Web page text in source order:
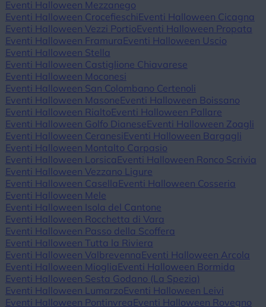
Eventi Halloween Mezzanego
Eventi Halloween CrocefieschiEventi Halloween Cicagna
Eventi Halloween Vezzi PortioEventi Halloween Propata
Eventi Halloween Framura Eventi Halloween Uscio
Eventi Halloween Stella
Eventi Halloween Castiglione Chiavarese
Eventi Halloween Moconesi
Eventi Halloween San Colombano Certenoli
Eventi Halloween MasoneEventi Halloween Boissano
Eventi Halloween RialtoEventi Halloween Pallare
Eventi Halloween Golfo DianeseEventi Halloween Zoagli
Eventi Halloween CeranesiEventi Halloween Bargagli
Eventi Halloween Montalto Carpasio
Eventi Halloween Lorsica Eventi Halloween Ronco Scrivia
Eventi Halloween Vezzano Ligure
Eventi Halloween Casella Eventi Halloween Cosseria
Eventi Halloween Mele
Eventi Halloween Isola del Cantone
Eventi Halloween Rocchetta di Vara
Eventi Halloween Passo della Scoffera
Eventi Halloween Tutta la Riviera
Eventi Halloween Valbrevenna Eventi Halloween Arcola
Eventi Halloween Mioglia Eventi Halloween Bormida
Eventi Halloween Sesta Godano (La Spezia)
Eventi Halloween LumarzoEventi Halloween Leivi
Eventi Halloween Pontinvrea Eventi Halloween Rovegno